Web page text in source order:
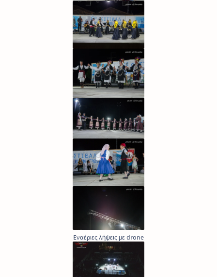
Eναέριες λήψεις με drone